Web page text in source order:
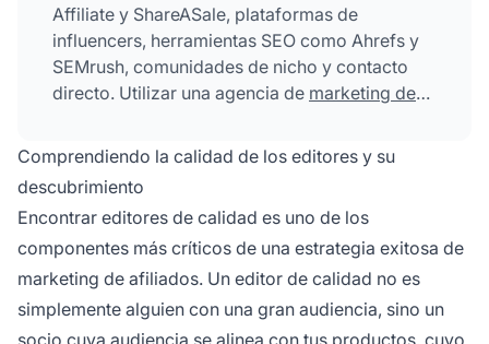
Affiliate y ShareASale, plataformas de
influencers, herramientas SEO como Ahrefs y
SEMrush, comunidades de nicho y contacto
directo. Utilizar una agencia de marketing de
proceso conectándote con editores
previamente verificados que se alinean con tus
necesidades y objetivos específicos.
Comprendiendo la calidad de los editores y su
descubrimiento
Encontrar editores de calidad es uno de los
componentes más críticos de una estrategia exitosa de
marketing de afiliados. Un editor de calidad no es
simplemente alguien con una gran audiencia, sino un
socio cuya audiencia se alinea con tus productos, cuyo